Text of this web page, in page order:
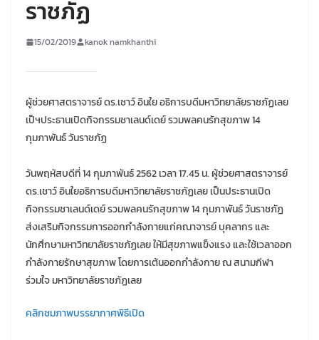
ราชภัฏ
15/02/2019 kanok namkhanthi
ผู้ช่วยศาสตราจารย์ ดร.เชาว์ อินใย อธิการบดีมหาวิทยาลัยราชภัฏเลย
เป็ฯประธานเปิดกิจกรรมชาเลนด์เดย์ รวมพลคนรักสุขภาพ 14
กุมภาพันธ์ วันราชภัฏ
วันพฤหัสบดีที่ 14 กุมภาพันธ์ 2562 เวลา 17.45 น. ผู้ช่วยศาสตราจารย์
ดร.เชาว์ อินใยอธิการบดีมหาวิทยาลัยราชภัฏเลย เป็นประธานเปิด
กิจกรรมชาเลนด์เดย์ รวมพลคนรักสุขภาพ 14 กุมภาพันธ์ วันราชภัฏ
ส่งเสริมกิจกรรมการออกกำลังกายแก่คณาจารย์ บุคลากร และ
นักศึกษามหาวิทยาลัยราชภัฏเลย ให้มีสุขภาพแข็งแรง และใช้เวลาออก
กำลังกายรักษาสุขภาพ โดยการเต้นออกกำลังกาย ณ สนามกีฬา
ร่วมใจ มหาวิทยาลัยราชภัฏเลย
คลิกชมภาพบรรยากาศพิธีเปิด